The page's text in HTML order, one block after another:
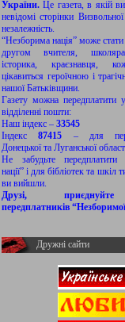
України.Це газета, в якій
невідомі сторінки
незалежність.
“Незборима нація” може
другом вчителя,
історика, краєзнавця,
цікавиться героїчною і
нашої Батьківщини.
Газету можна передплатити
відділенні пошти:
Наш індекс – 33545
Індекс87415 – для
Донецької та Луганської
Не забудьте передплатити
нації” і для бібліотек та шкіл
ви вийшли.
Друзі,
передплатників “Незборимої
Дружні сайти